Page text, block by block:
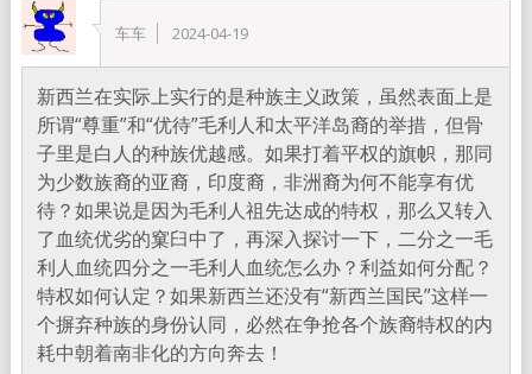
车车 2024-04-19
新西兰在实际上实行的是种族主义政策，虽然表面上是
所谓“尊重”和“优待”毛利人和太平洋岛裔的举措，但骨
子里是白人的种族优越感。如果打着平权的旗帜，那同
为少数族裔的亚裔，印度裔，非洲裔为何不能享有优
待？如果说是因为毛利人祖先达成的特权，那么又转入
了血统优劣的窠臼中了，再深入探讨一下，二分之一毛
利人血统四分之一毛利人血统怎么办？利益如何分配？
特权如何认定？如果新西兰还没有“新西兰国民”这样一
个摒弃种族的身份认同，必然在争抢各个族裔特权的内
耗中朝着南非化的方向奔去！